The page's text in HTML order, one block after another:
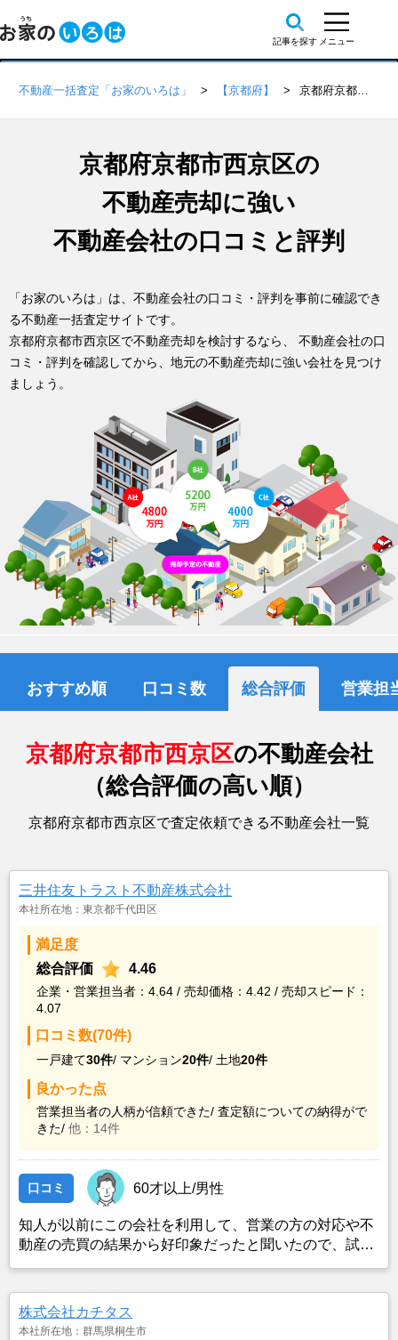
不動産一括査定「お家のいろは」 【京都府】 京都府京都市西京区の不動産会社 口コミ・評判一覧
京都府京都市西京区の
不動産売却に強い
不動産会社の口コミと評判
「お家のいろは」は、不動産会社の口コミ・評判を事前に確認でき
る不動産一括査定サイトです。
京都府京都市西京区で不動産売却を検討するなら、 不動産会社の口
コミ・評判を確認してから、地元の不動産売却に強い会社を見つけ
ましょう。
おすすめ順 口コミ数 総合評価 営業担
京都府京都市西京区の不動産会社
（総合評価の高い順）
京都府京都市西京区で査定依頼できる不動産会社一覧
三井住友トラスト不動産株式会社
本社所在地：東京都千代田区
満足度
総合評価
4.46
企業・営業担当者：4.64 / 売却価格：4.42 / 売却スピード：
4.07
口コミ数(70件)
一戸建て30件/ マンション20件/ 土地20件
良かった点
営業担当者の人柄が信頼できた/ 査定額についての納得がで
きた/ 他：14件
口コミ 60才以上/男性
知人が以前にこの会社を利用して、営業の方の対応や不
動産の売買の結果から好印象だったと聞いたので、試し
ったので、利用した。
株式会社カチタス
本社所在地：群馬県桐生市